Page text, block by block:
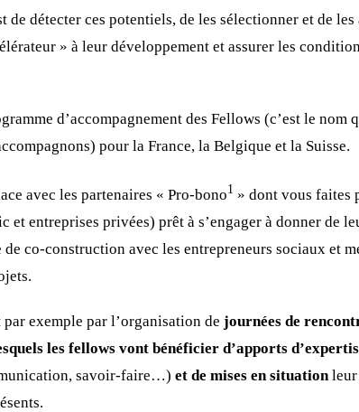
de détecter ces potentiels, de les sélectionner et de
» à leur développement et assurer les
d’accompagnement des Fellows (c’est le nom
pour la France, la Belgique et la Suisse.
avec les partenaires « Pro-bono1 » dont vous faites
entreprises privées) prêt à s’engager à donner de
co-construction avec les entrepreneurs sociaux et
exemple par l’organisation de journées de
les fellows vont bénéficier d’apports
savoir-faire…) et de mises en situation leur